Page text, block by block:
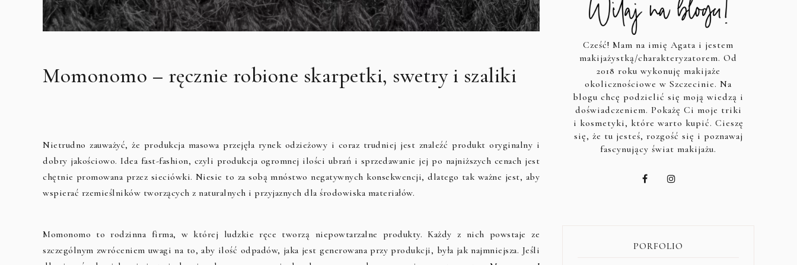
Momonomo – ręcznie robione skarpetki, swetry i szaliki
Nietrudno zauważyć, że produkcja masowa przejęła rynek odzieżowy i coraz trudniej jest znaleźć produkt oryginalny i
dobry jakościowo. Idea fast-fashion, czyli produkcja ogromnej ilości ubrań i sprzedawanie jej po najniższych cenach jest
chętnie promowana przez sieciówki. Niesie to za sobą mnóstwo negatywnych konsekwencji, dlatego tak ważne jest, aby
wspierać rzemieślników tworzących z naturalnych i przyjaznych dla środowiska materiałów.
Momonomo to rodzinna firma, w której ludzkie ręce tworzą niepowtarzalne produkty. Każdy z nich powstaje ze
szczególnym zwróceniem uwagi na to, aby ilość odpadów, jaka jest generowana przy produkcji, była jak najmniejsza. Jeśli
Cześć! Mam na imię Agata i jestem
makijażystką/charakteryzatorem. Od
2018 roku wykonuję makijaże
okolicznościowe w Szczecinie. Na
blogu chcę podzielić się moją wiedzą i
doświadczeniem. Pokażę Ci moje triki
i kosmetyki, które warto kupić. Cieszę
się, że tu jesteś, rozgość się i poznawaj
fascynujący świat makijażu.
PORFOLIO